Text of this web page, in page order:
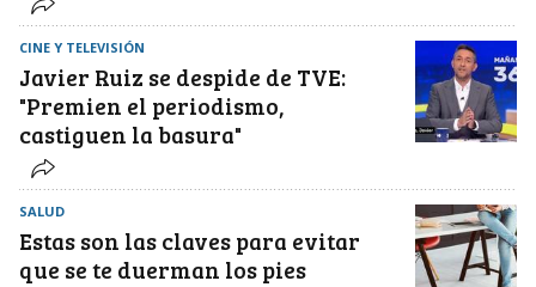
CINE Y TELEVISIÓN
Javier Ruiz se despide de TVE:
"Premien el periodismo,
castiguen la basura"
SALUD
Estas son las claves para evitar
que se te duerman los pies